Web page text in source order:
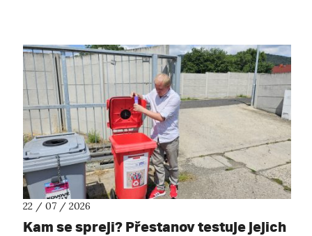
22 / 07 / 2026
Kam se spreji? Přestanov testuje jejich